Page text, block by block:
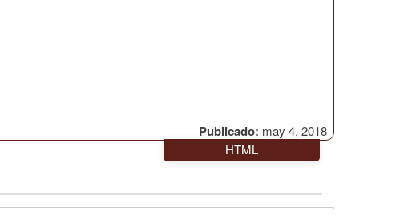
Publicado: may 4, 2018
HTML